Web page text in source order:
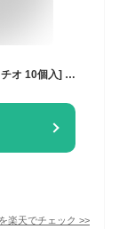
【公式】 ROYCE’ ロイズ プチベアショコラ[ピスタチオ 10個入] チョコ
楽天でチェック >>